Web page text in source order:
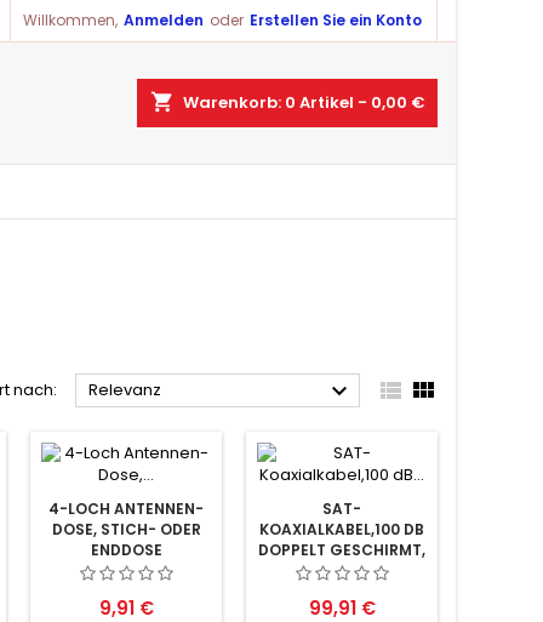
Willkommen, Anmelden oder Erstellen Sie ein Konto
shopping_cart Warenkorb: 0 Artikel - 0,00 €
nach: Relevanz   
4-LOCH ANTENNEN-
DOSE, STICH- ODER
ENDDOSE
Preis
9,91 €
SAT-
KOAXIALKABEL,100 DB
DOPPELT GESCHIRMT,
CCS 250M ROLLE
Preis
99,91 €